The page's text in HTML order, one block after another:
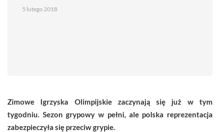
5 lutego 2018
Zimowe Igrzyska Olimpijskie zaczynają się już w tym
tygodniu. Sezon grypowy w pełni, ale polska reprezentacja
zabezpieczyła się przeciw grypie.